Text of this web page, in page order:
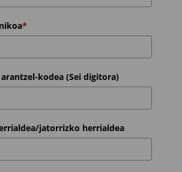
*
kodea (Sei digitora)
jatorrizko herrialdea